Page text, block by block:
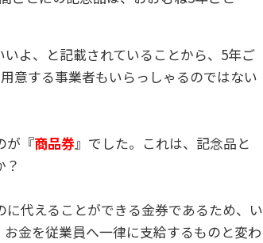
よ、と記載されていることから、5年ご
意する事業者もいらっしゃるのではない
が『商品券』でした。これは、記念品と
？
代えることができる金券であるため、い
金を従業員へ一律に支給するものと変わ